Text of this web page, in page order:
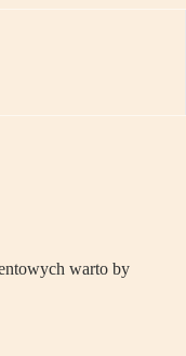
warto by